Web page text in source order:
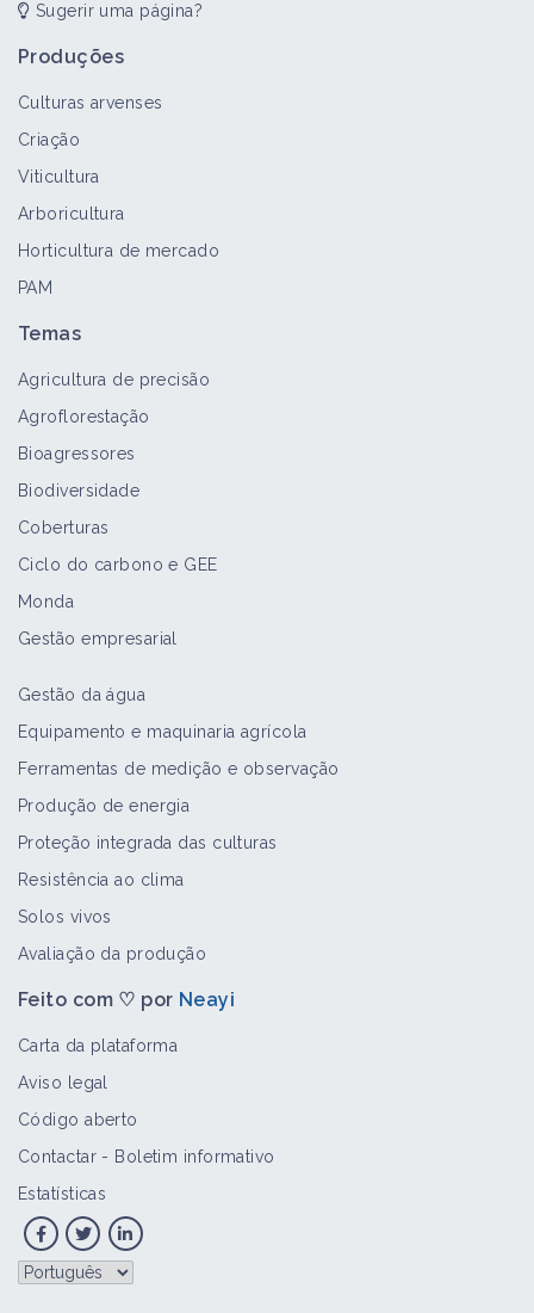
Arboricultura
Mosca do mediterrâneo
Bioagressor
Pulgão lanígero das rosáceas
Ácaro-branco
Sugerir uma página?
Produções
Culturas arvenses
Criação
Viticultura
Arboricultura
Horticultura de mercado
PAM
Temas
Agricultura de precisão
Agroflorestação
Bioagressores
Biodiversidade
Coberturas
Ciclo do carbono e GEE
Monda
Gestão empresarial
Gestão da água
Equipamento e maquinaria agrícola
Ferramentas de medição e observação
Produção de energia
Proteção integrada das culturas
Resistência ao clima
Solos vivos
Avaliação da produção
Feito com ♡ por Neayi
Carta da plataforma
Aviso legal
Código aberto
Contactar- Boletim informativo
Estatísticas